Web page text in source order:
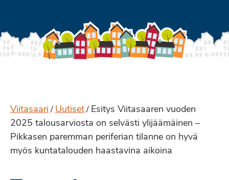
Viitasaari / Uutiset / Esitys Viitasaaren vuoden
2025 talousarviosta on selvästi ylijäämäinen –
Pikkasen paremman periferian tilanne on hyvä
myös kuntatalouden haastavina aikoina